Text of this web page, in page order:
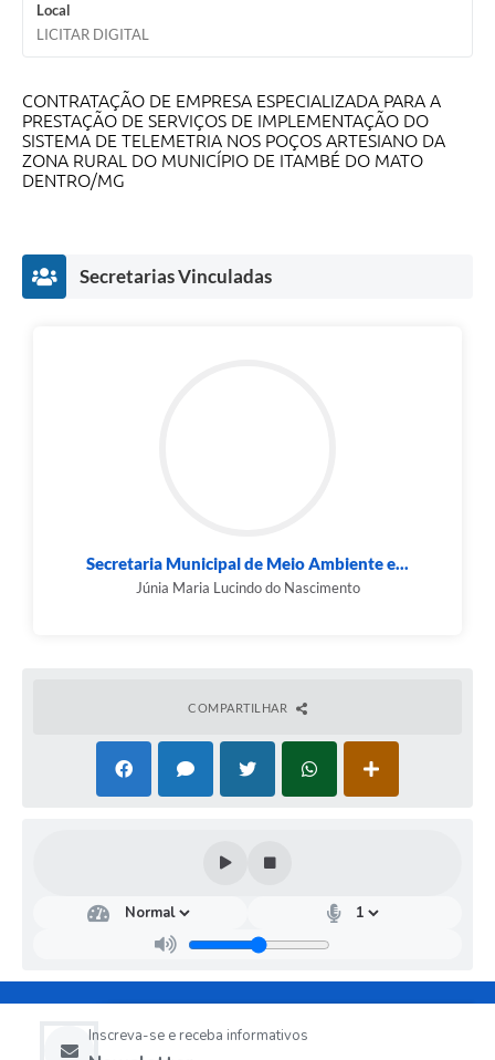
Local
LICITAR DIGITAL
CONTRATAÇÃO DE EMPRESA ESPECIALIZADA PARA A
PRESTAÇÃO DE SERVIÇOS DE IMPLEMENTAÇÃO DO
SISTEMA DE TELEMETRIA NOS POÇOS ARTESIANO DA
ZONA RURAL DO MUNICÍPIO DE ITAMBÉ DO MATO
DENTRO/MG
Secretarias Vinculadas
Secretaria Municipal de Meio Ambiente e...
Júnia Maria Lucindo do Nascimento
COMPARTILHAR
Inscreva-se e receba informativos